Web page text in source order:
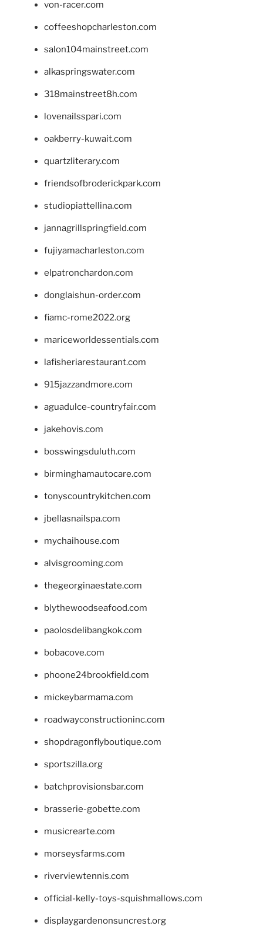
von-racer.com
coffeeshopcharleston.com
salon104mainstreet.com
alkaspringswater.com
318mainstreet8h.com
lovenailsspari.com
oakberry-kuwait.com
quartzliterary.com
friendsofbroderickpark.com
studiopiattellina.com
jannagrillspringfield.com
fujiyamacharleston.com
elpatronchardon.com
donglaishun-order.com
fiamc-rome2022.org
mariceworldessentials.com
lafisheriarestaurant.com
915jazzandmore.com
aguadulce-countryfair.com
jakehovis.com
bosswingsduluth.com
birminghamautocare.com
tonyscountrykitchen.com
jbellasnailspa.com
mychaihouse.com
alvisgrooming.com
thegeorginaestate.com
blythewoodseafood.com
paolosdelibangkok.com
bobacove.com
phoone24brookfield.com
mickeybarmama.com
roadwayconstructioninc.com
shopdragonflyboutique.com
sportszilla.org
batchprovisionsbar.com
brasserie-gobette.com
musicrearte.com
morseysfarms.com
riverviewtennis.com
official-kelly-toys-squishmallows.com
displaygardenonsuncrest.org